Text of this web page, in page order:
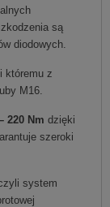
są
diodowych.
któremu z
M16.
220 Nm dzięki
szeroki
system